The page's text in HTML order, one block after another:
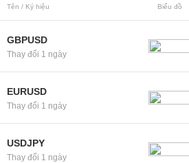
Tên / Ký hiệu Biểu đồ
GBPUSD
Thay đổi 1 ngày
EURUSD
Thay đổi 1 ngày
USDJPY
Thay đổi 1 ngày